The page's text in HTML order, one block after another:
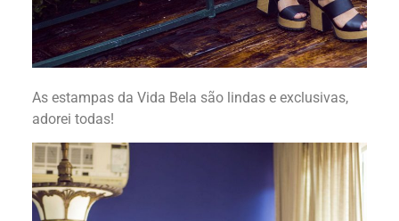
As estampas da Vida Bela são lindas e exclusivas,
adorei todas!